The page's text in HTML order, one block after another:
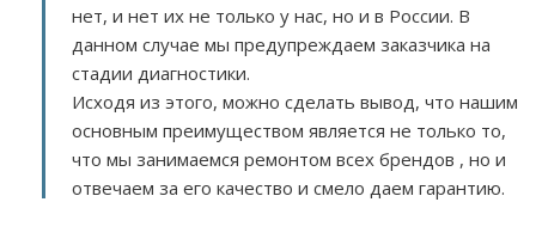
нет, и нет их не только у нас, но и в России. В
данном случае мы предупреждаем заказчика на
стадии диагностики.
Исходя из этого, можно сделать вывод, что нашим
основным преимуществом является не только то,
что мы занимаемся ремонтом всех брендов , но и
отвечаем за его качество и смело даем гарантию.